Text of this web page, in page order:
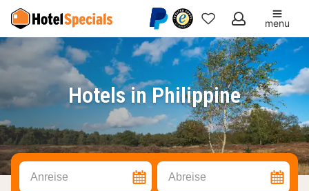
Meine
Favoriten
menu
Hotels in Philippine
Anreise Abreise